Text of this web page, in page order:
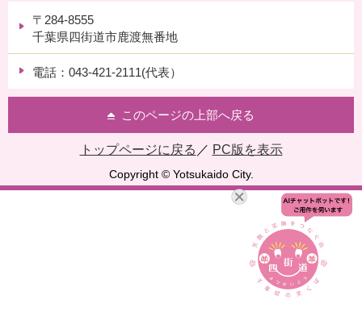
〒284-8555
千葉県四街道市鹿渡無番地
電話：043-421-2111(代表）
このページの上部へ戻る
トップページに戻る ／ PC版を表示
Copyright © Yotsukaido City.